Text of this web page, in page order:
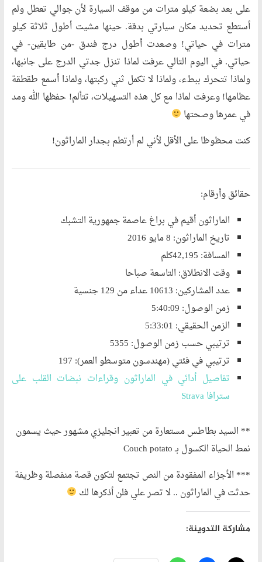
على بعد بضعة كيلو مترات من موقف السيارة لأن جوالي تعطل ولم
أستطع تحديد مكان سيارتي بدقة. حينها مشيت أطول ثلاثة كيلو
مترات في حياتي! وصعدت أطول درج فندق -من طابقين- في
حياتي. في اليوم التالي عرفت لماذا تنزل جدتي الدرج على جانبها،
ولماذا تتحرك ببطء، ولماذا لا تكمل ثني ركبتها، ولماذا أسمع طقطقة
عظامها! وعرفت لماذا مع كل هذه التسهيلات، تتألم! حفظها الله ومد
في عمرها وصحتها
كنت محظوظا على الأقل لأني لم أرتطم بجدار الماراثون!
حقائق وأرقام:
الماراثون أقيم في براغ عاصمة جمهورية التشبك
تاريخ الماراثون: 8 مايو 2016
المسافة: 42,195كلم
وقت الانطلاق: التاسعة صباحا
عدد المشاركين: 10613 عداء من 129 جنسية
زمن الوصول: 5:40:09
الزمن الحقيقي: 5:33:01
ترتيبي حسب زمن الوصول: 5355
ترتيبي في فئتي (مهندسون متوسطو العمر): 197
تفاصيل أدائي في الماراثون وقراءات نبضات القلب على
سترافا Strava
** السيد بطاطس مستعارة من تعبير انجليزي مشهور حيث يسمون
نمط الحياة الكسول بـ Couch potato
*** الأجزاء المفقودة من النص تجتمع لتكون قصة منفصلة وظريفة
حدثت في الماراثون .. لا تصر علي فلن أذكرها لك
مشاركة التدوينة: